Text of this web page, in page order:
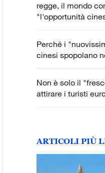
regge, il mondo
"l'opportunità
Perché i
cinesi spopolano
Non è solo il
attirare i turisti
ARTICOLI PIÙ